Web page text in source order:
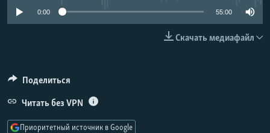
РАСПИСАНИЕ ВЕЩАНИЯ
0:00 55:00
Скачать медиафайл
Поделиться
Читать без VPN
Приоритетный источник в Google